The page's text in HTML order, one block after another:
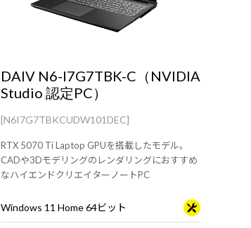
DAIV N6-I7G7TBK-C（NVIDIA
Studio 認定PC）
[N6I7G7TBKCUDW101DEC]
RTX 5070 Ti Laptop GPUを搭載したモデル。
CADや3Dモデリングのレンダリングにおすすめ
なハイエンドクリエイターノートPC
Windows 11 Home 64ビット